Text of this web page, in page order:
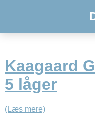
Kaagaard
5 låger
(Læs mere)